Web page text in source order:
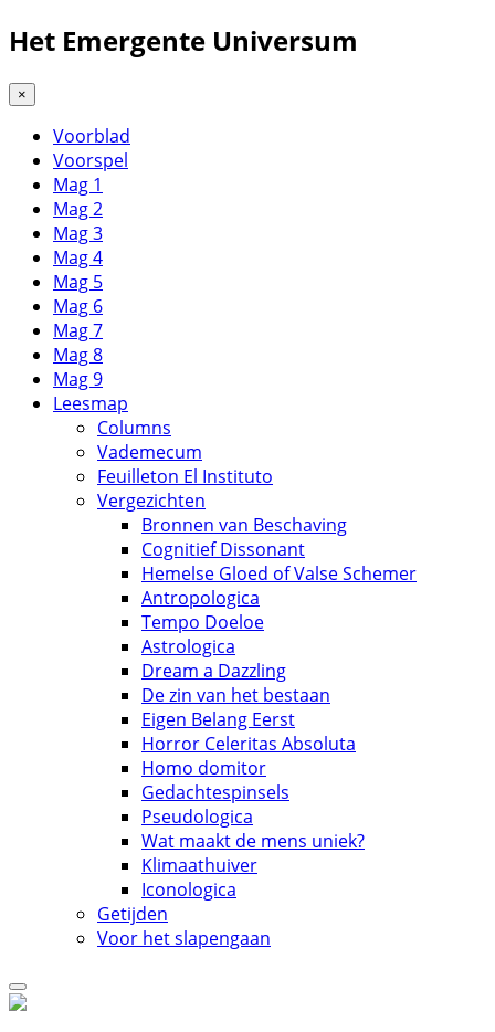
Het Emergente Universum
×
Voorblad
Voorspel
Mag 1
Mag 2
Mag 3
Mag 4
Mag 5
Mag 6
Mag 7
Mag 8
Mag 9
Leesmap
Columns
Vademecum
Feuilleton El Instituto
Vergezichten
Bronnen van Beschaving
Cognitief Dissonant
Hemelse Gloed of Valse Schemer
Antropologica
Tempo Doeloe
Astrologica
Dream a Dazzling
De zin van het bestaan
Eigen Belang Eerst
Horror Celeritas Absoluta
Homo domitor
Gedachtespinsels
Pseudologica
Wat maakt de mens uniek?
Klimaathuiver
Iconologica
Getijden
Voor het slapengaan